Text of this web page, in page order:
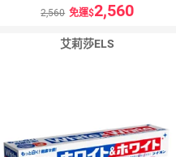
2,560 免運 2,560
艾莉莎ELS